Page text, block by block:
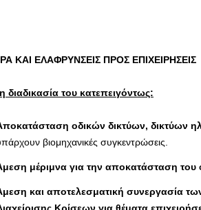
ΚΑΙ ΕΛΑΦΡΥΝΣΕΙΣ ΠΡΟΣ ΕΠΙΧΕΙΡΗΣΕΙΣ
διαδικασία του κατεπειγόντως:
οδικών δικτύων, δικτύων
βιομηχανικές συγκεντρώσεις.
μέριμνα για την αποκατάσταση του
και αποτελεσματική συνεργασία
Κρίσεων για θέματα